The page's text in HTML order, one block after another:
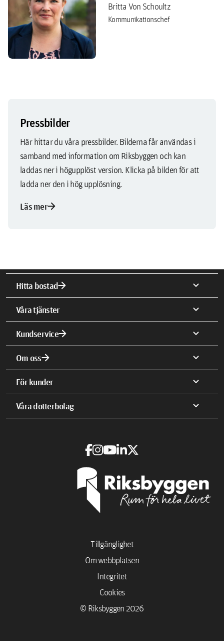
Britta Von Schoultz
Kommunikationschef
Pressbilder
Här hittar du våra pressbilder. Bilderna får användas i
samband med information om Riksbyggen och kan
laddas ner i högupplöst version. Klicka på bilden för att
ladda ner den i hög upplösning.
Läs merarrow_forward
Hitta bostadarrow_forward expand_more
Våra tjänster expand_more
Kundservicearrow_forward expand_more
Om ossarrow_forward expand_more
För kunder expand_more
Våra dotterbolag expand_more
© Riksbyggen 2026
Cookies
Integritet
Om webbplatsen
Tillgänglighet